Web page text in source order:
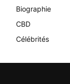
Biographie
CBD
Célébrités